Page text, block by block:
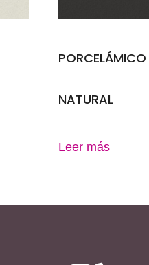
PORCELÁMICO
NATURAL
Leer más